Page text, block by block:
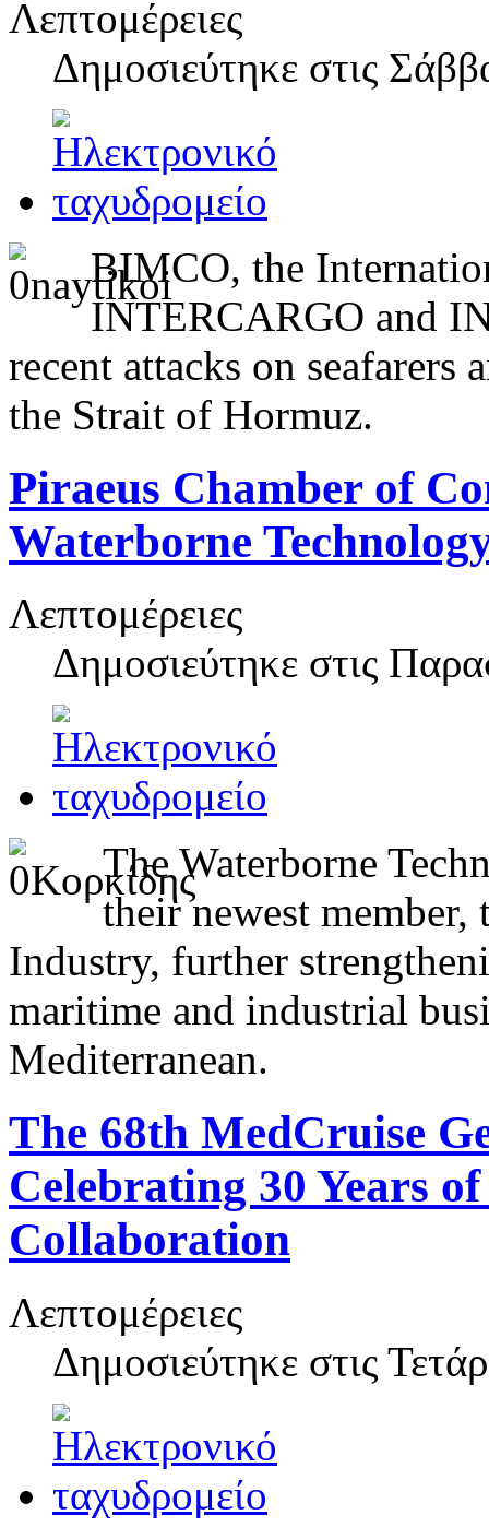
Λεπτομέρειες
Δημοσιεύτηκε στις
BIMCO, the
INTERCARGO and
recent attacks on
the Strait of Hormuz.
Piraeus Chamber of
Waterborne
Λεπτομέρειες
Δημοσιεύτηκε στις
The Waterborne
their newest member,
Industry, further
maritime and industrial
Mediterranean.
The 68th MedCruise
Celebrating 30 Years
Collaboration
Λεπτομέρειες
Δημοσιεύτηκε στις